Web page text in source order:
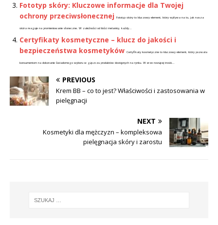
Fototyp skóry: Kluczowe informacje dla Twojej
ochrony przeciwsłonecznej
Fototyp skóry to kluczowy element, który wpływa na to, jak nasza
skóra reaguje na promieniowanie słoneczne. W zależności od ilości melaniny, każdy...
Certyfikaty kosmetyczne – klucz do jakości i
bezpieczeństwa kosmetyków Certyfikaty kosmetyczne to kluczowy element, który pozwala
konsumentom na dokonanie świadomego wyboru w gąszczu produktów dostępnych na rynku. W erze rosnącej troski...
PREVIOUS
Krem BB – co to jest? Właściwości i zastosowania w
pielęgnacji
NEXT
Kosmetyki dla mężczyzn – kompleksowa
pielęgnacja skóry i zarostu